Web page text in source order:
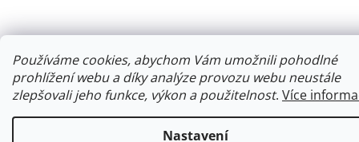
Používáme cookies, abychom Vám umožnili pohodlné
prohlížení webu a díky analýze provozu webu neustále
zlepšovali jeho funkce, výkon a použitelnost. Více
Nastavení